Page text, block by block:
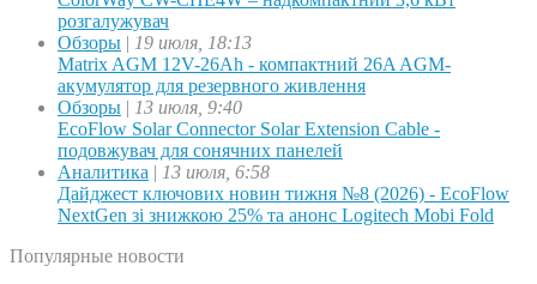
розгалужувач
Обзоры | 19 июля, 18:13
Matrix AGM 12V-26Ah - компактний 26A AGM-
акумулятор для резервного живлення
Обзоры | 13 июля, 9:40
EcoFlow Solar Connector Solar Extension Cable -
подовжувач для сонячних панелей
Аналитика | 13 июля, 6:58
Дайджест ключових новин тижня №8 (2026) - EcoFlow
NextGen зі знижкою 25% та анонс Logitech Mobi Fold
Популярные новости